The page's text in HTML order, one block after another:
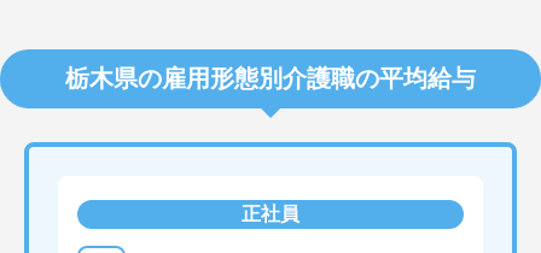
栃木県の雇用形態別介護職の平均給与
正社員